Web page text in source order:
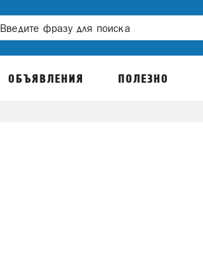
ОБЪЯВЛЕНИЯ ПОЛЕЗНО